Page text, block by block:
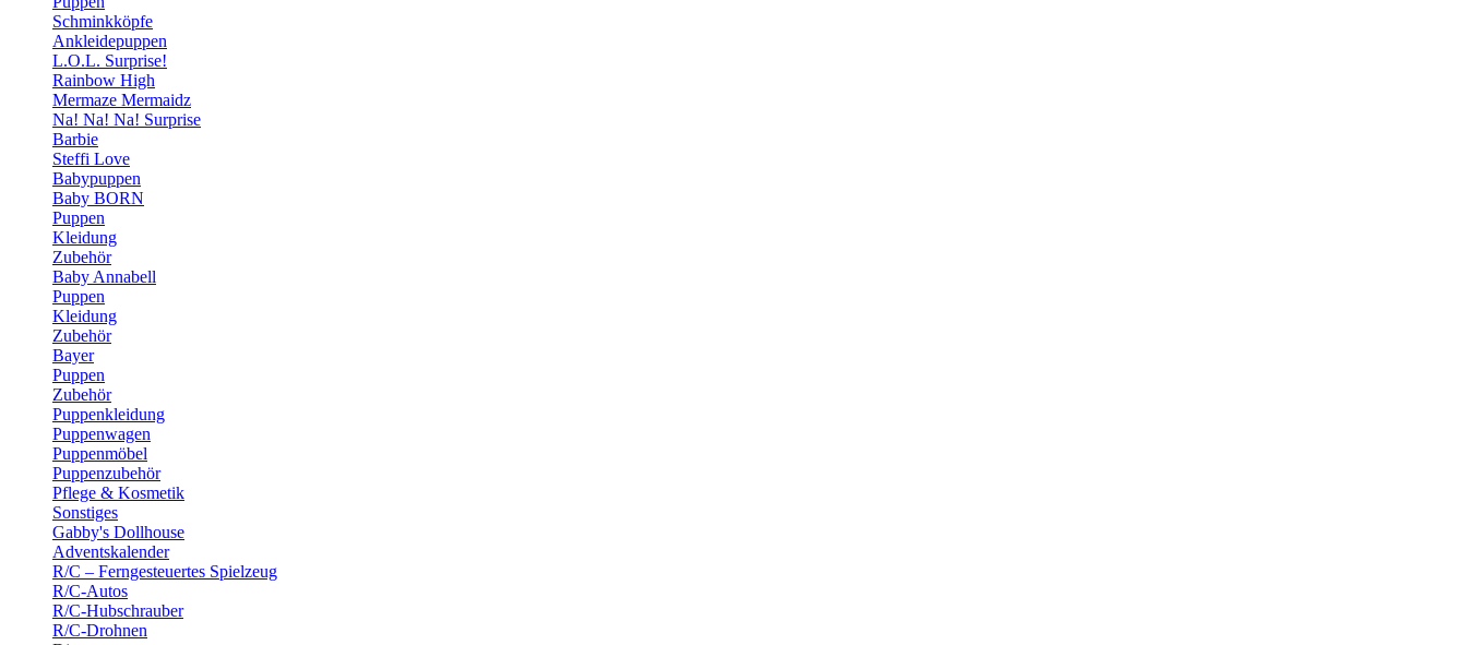
Schminkköpfe
Ankleidepuppen
L.O.L. Surprise!
Rainbow High
Mermaze Mermaidz
Na! Na! Na! Surprise
Barbie
Steffi Love
Babypuppen
Baby BORN
Puppen
Kleidung
Zubehör
Baby Annabell
Puppen
Kleidung
Zubehör
Bayer
Puppen
Zubehör
Puppenkleidung
Puppenwagen
Puppenmöbel
Puppenzubehör
Pflege & Kosmetik
Sonstiges
Gabby's Dollhouse
Adventskalender
R/C – Ferngesteuertes Spielzeug
R/C-Autos
R/C-Hubschrauber
R/C-Drohnen